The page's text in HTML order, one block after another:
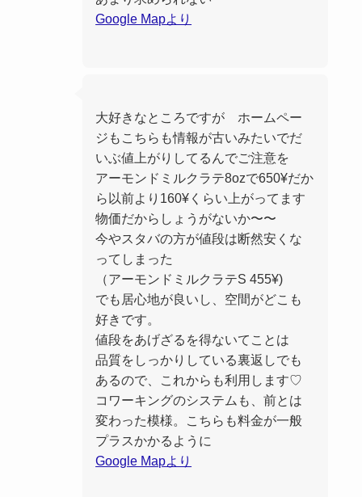
Google Mapより
大好きなところですが ホームペー
ジもこちらも情報が古いみたいでだ
いぶ値上がりしてるんでご注意を
アーモンドミルクラテ8ozで650¥だか
ら以前より160¥くらい上がってます
物価だからしょうがないか〜〜
今やスタバの方が値段は断然安くな
ってしまった
（アーモンドミルクラテS 455¥)
でも居心地が良いし、空間がどこも
好きです。
値段をあげざるを得ないてことは
品質をしっかりしている裏返しでも
あるので、これからも利用します♡
コワーキングのシステムも、前とは
変わった模様。こちらも料金が一般
プラスかかるように
Google Mapより